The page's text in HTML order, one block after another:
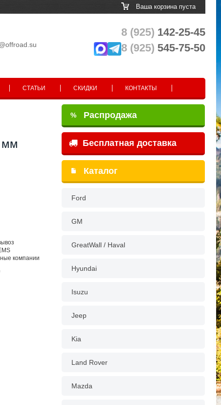
Ваша корзина пуста
8 (925) 142-25-45
8 (925) 545-75-50
СТАТЬИ СКИДКИ КОНТАКТЫ
мм
компании
% Распродажа
Бесплатная доставка
Каталог
Ford
GM
GreatWall / Haval
Hyundai
Isuzu
Jeep
Kia
Land Rover
Mazda